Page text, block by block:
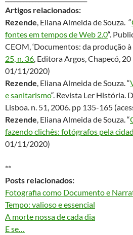
Artigos relacionados:
Rezende, Eliana Almeida de Souza. “
fontes em tempos de Web 2.0“.
CEOM, ‘Documentos: da produção
25, n. 36, Editora Argos, Chapecó, 20
01/11/2020)
Rezende, Eliana Almeida de Souza. “
e sanitarismo“. Revista Ler História.
Lisboa. n. 51, 2006. pp 135-165
Rezende, Eliana Almeida de Souza. “
fazendo clichês: fotógrafos pela
01/11/2020)
**
Posts relacionados:
Fotografia como Documento e
Tempo: valioso e essencial
A morte nossa de cada dia
E se…